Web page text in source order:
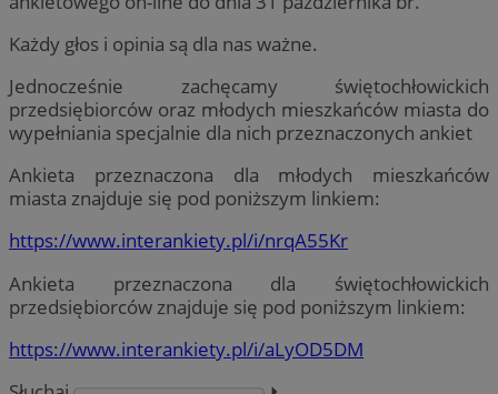
Każdy głos i opinia są dla nas ważne.
Jednocześnie zachęcamy świętochłowickich
przedsiębiorców oraz młodych mieszkańców miasta do
wypełniania specjalnie dla nich przeznaczonych ankiet
Ankieta przeznaczona dla młodych mieszkańców
miasta znajduje się pod poniższym linkiem:
https://www.interankiety.pl/i/nrqA55Kr
Ankieta przeznaczona dla świętochłowickich
przedsiębiorców znajduje się pod poniższym linkiem:
https://www.interankiety.pl/i/aLyOD5DM